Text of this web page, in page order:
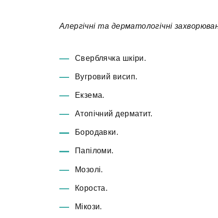
Алергічні та дерматологічні
Сверблячка шкіри.
Вугровий висип.
Екзема.
Атопічний дерматит.
Бородавки.
Папіломи.
Мозолі.
Короста.
Мікози.